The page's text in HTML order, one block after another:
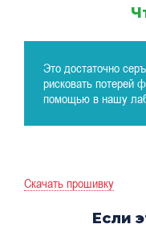
Это достаточно
рисковать потерей
помощью в нашу
Скачать прошивку
Если